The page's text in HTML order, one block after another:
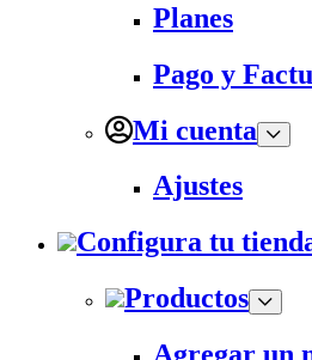
Planes
Pago y
Mi cuenta
Ajustes
Configura tu
Productos